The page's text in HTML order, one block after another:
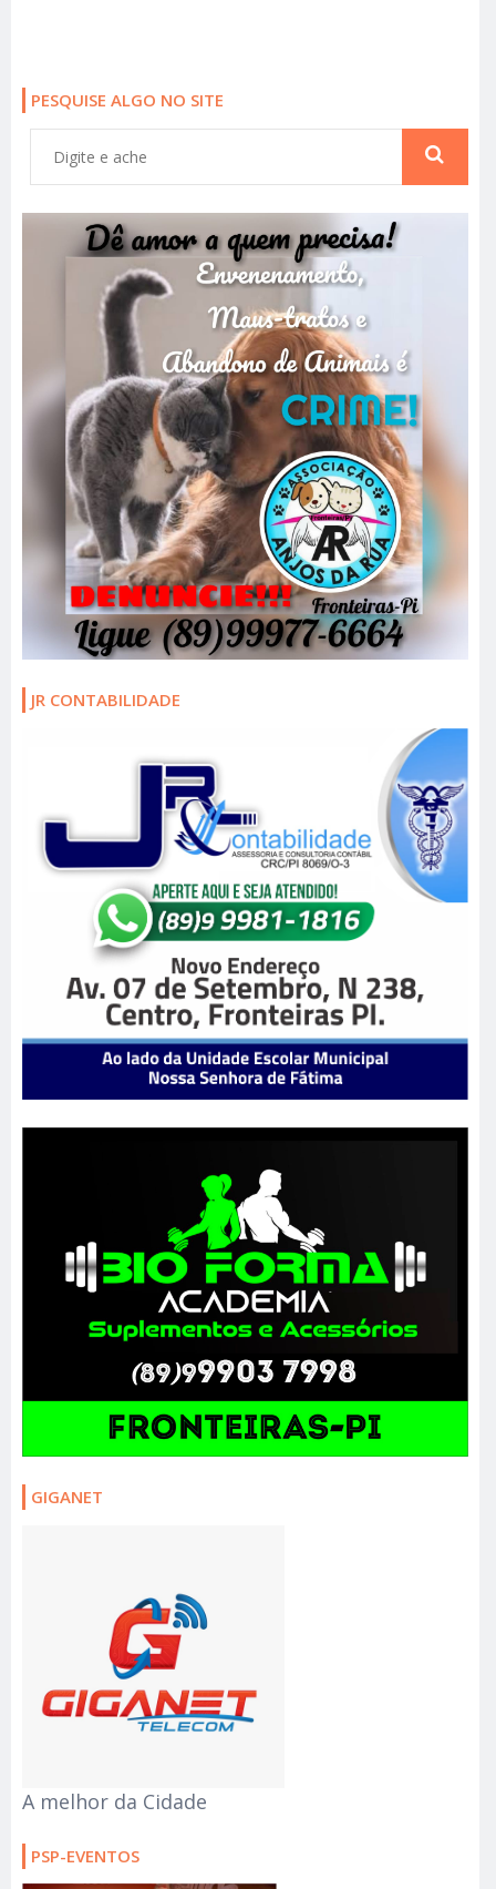
PESQUISE ALGO NO SITE
JR CONTABILIDADE
GIGANET
A melhor da Cidade
PSP-EVENTOS